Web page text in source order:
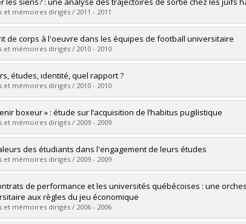
Maîtrise
obtenu :M. Sc.
le document dans Papyrus
et mémoires dirigés / 2011 - 2011
:Malarde, Sandrine
Maîtrise
obtenu :M. Sc.
le document dans Papyrus
de corps à l'oeuvre dans les équipes de football universitaire
et mémoires dirigés / 2010 - 2010
:Gauthier, Émilie
Maîtrise
obtenu :M. Sc.
le document dans Papyrus
études, identité, quel rapport ?
et mémoires dirigés / 2010 - 2010
:Méthot, Christian
Maîtrise
obtenu :M. Sc.
le document dans Papyrus
boxeur » : étude sur l’acquisition de l’habitus pugilistique
et mémoires dirigés / 2009 - 2009
:Gagnon, Sébastien
Maîtrise
obtenu :M. Sc.
le document dans Papyrus
des étudiants dans l'engagement de leurs études
et mémoires dirigés / 2009 - 2009
:Doré, Gabriel
Maîtrise
obtenu :M. Sc.
le document dans Papyrus
de performance et les universités québécoises : une
aux règles du jeu économique
et mémoires dirigés / 2006 - 2006